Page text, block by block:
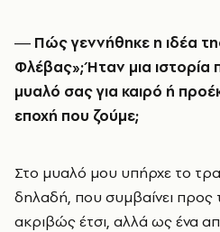
― Πώς γεννήθηκε η ιδέα
Φλέβας»; Ήταν μια ιστορία
μυαλό σας για καιρό ή
εποχή που ζούμε;
Στο μυαλό μου υπήρχε το
δηλαδή, που συμβαίνει προς
ακριβώς έτσι, αλλά ως ένα